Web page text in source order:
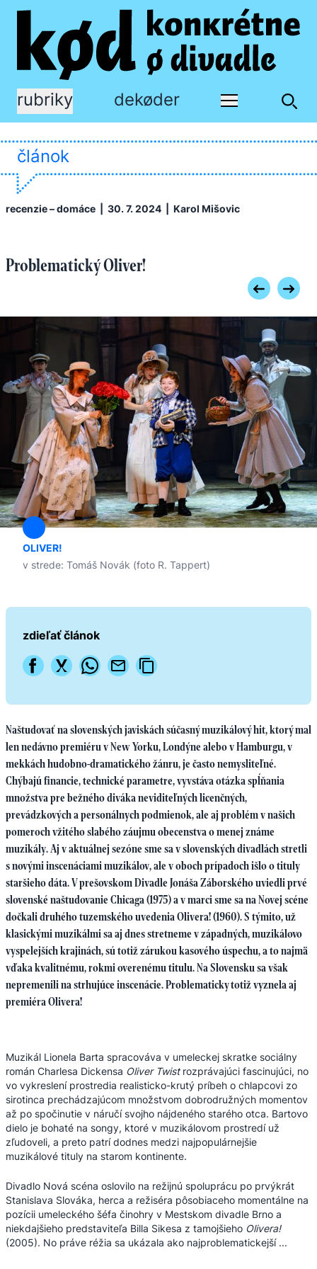
rubriky dekøder
článok
recenzie – domáce | 30. 7. 2024 | Karol Mišovic
Problematický Oliver!
OLIVER!
v strede: Tomáš Novák (foto R. Tappert)
zdieľať článok
Naštudovať na slovenských javiskách súčasný muzikálový hit, ktorý mal
len nedávno premiéru v New Yorku, Londýne alebo v Hamburgu, v
mekkách hudobno-dramatického žánru, je často nemysliteľné.
Chýbajú financie, technické parametre, vyvstáva otázka spĺňania
množstva pre bežného diváka neviditeľných licenčných,
prevádzkových a personálnych podmienok, ale aj problém v našich
pomeroch vžitého slabého záujmu obecenstva o menej známe
muzikály. Aj v aktuálnej sezóne sme sa v slovenských divadlách stretli
s novými inscenáciami muzikálov, ale v oboch prípadoch išlo o tituly
staršieho dáta. V prešovskom Divadle Jonáša Záborského uviedli prvé
slovenské naštudovanie Chicaga (1975) a v marci sme sa na Novej scéne
dočkali druhého tuzemského uvedenia Olivera! (1960). S týmito, už
klasickými muzikálmi sa aj dnes stretneme v západných, muzikálovo
vyspelejších krajinách, sú totiž zárukou kasového úspechu, a to najmä
vďaka kvalitnému, rokmi overenému titulu. Na Slovensku sa však
nepremenili na strhujúce inscenácie. Problematicky totiž vyznela aj
premiéra Olivera!
Muzikál Lionela Barta spracováva v umeleckej skratke sociálny
román Charlesa Dickensa Oliver Twistrozprávajúci fascinujúci, no
vo vykreslení prostredia realisticko-krutý príbeh o chlapcovi zo
sirotinca prechádzajúcom množstvom dobrodružných momentov
až po spočinutie v náručí svojho nájdeného starého otca. Bartovo
dielo je bohaté na songy, ktoré v muzikálovom prostredí už
zľudoveli, a preto patrí dodnes medzi najpopulárnejšie
muzikálové tituly na starom kontinente.
Divadlo Nová scéna oslovilo na režijnú spoluprácu po prvýkrát
Stanislava Slováka, herca a režiséra pôsobiaceho momentálne na
pozícii umeleckého šéfa činohry v Mestskom divadle Brno a
niekdajšieho predstaviteľa Billa Sikesa z tamojšieho Olivera!
(2005). No práve réžia sa ukázala ako najproblematickejší ...